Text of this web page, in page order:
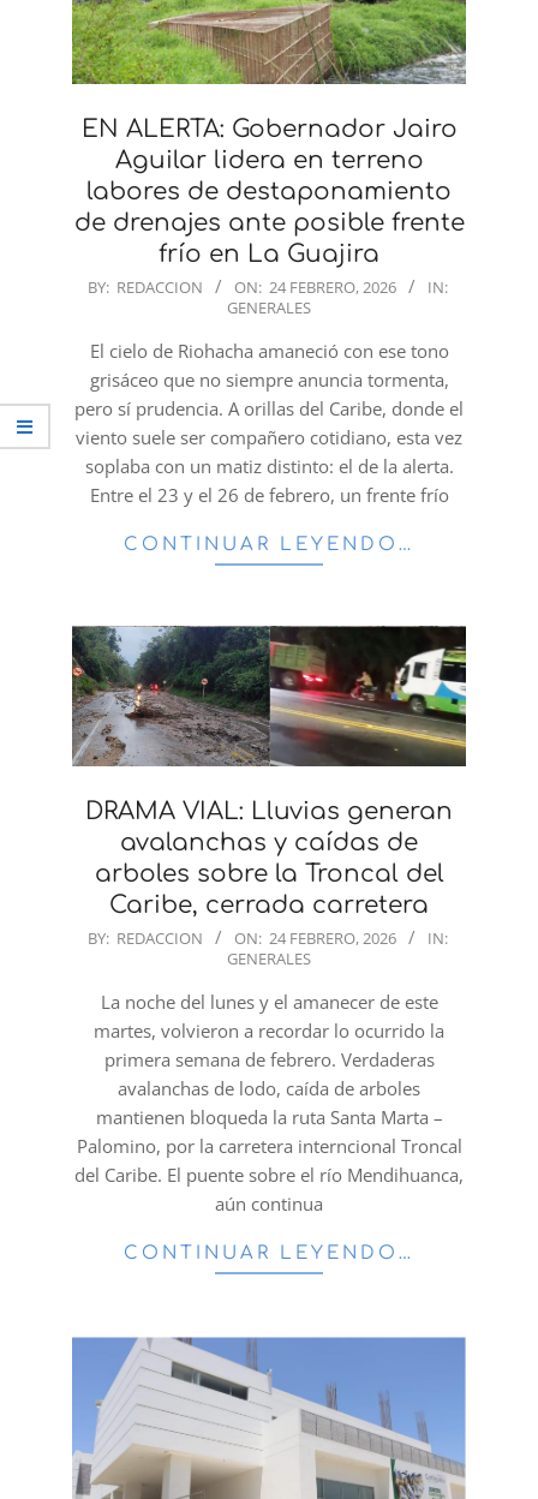
EN ALERTA: Gobernador Jairo
Aguilar lidera en terreno
labores de destaponamiento
de drenajes ante posible frente
frío en La Guajira
2026-
24
BY: REDACCION ON: 24 FEBRERO, 2026
IN:
GENERALES
El cielo de Riohacha amaneció con ese tono
grisáceo que no siempre anuncia tormenta,
pero sí prudencia. A orillas del Caribe, donde el
viento suele ser compañero cotidiano, esta vez
soplaba con un matiz distinto: el de la alerta.
Entre el 23 y el 26 de febrero, un frente frío
CONTINUAR LEYENDO…
DRAMA VIAL: Lluvias generan
avalanchas y caídas de
arboles sobre la Troncal del
Caribe, cerrada carretera
2026-
BY: REDACCION ON: 24 FEBRERO, 2026
IN:
GENERALES
La noche del lunes y el amanecer de este
martes, volvieron a recordar lo ocurrido la
primera semana de febrero. Verdaderas
avalanchas de lodo, caída de arboles
mantienen bloqueda la ruta Santa Marta –
Palomino, por la carretera interncional Troncal
del Caribe. El puente sobre el río Mendihuanca,
aún continua
CONTINUAR LEYENDO…